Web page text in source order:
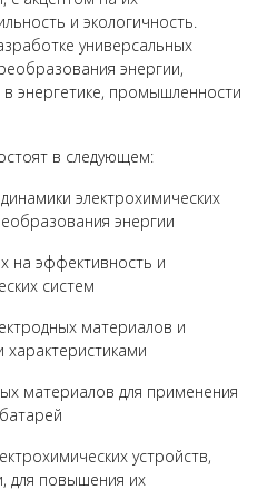
и экологичность.
универсальных
энергии,
энергетике, промышленности
в следующем:
электрохимических
энергии
на эффективность и
систем
материалов и
характеристиками
материалов для применения
устройств,
для повышения их